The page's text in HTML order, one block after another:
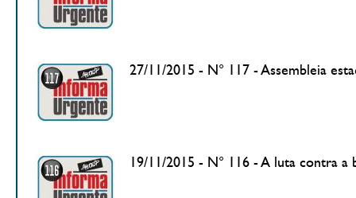
27/11/2015 - N° 117 - Assembleia
19/11/2015 - N° 116 - A luta contra